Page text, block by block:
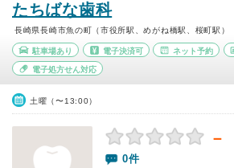
たちばな歯科
長崎県長崎市魚の町（市役所駅、めがね橋駅、桜町駅）
駐車場あり 電子決済可 ネット予約
電子処方せん対応
土曜（〜13:00）
－
0件